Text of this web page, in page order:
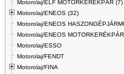
Motorolaj/ELF MOTORKERÉKPÁR (7)
Motorolaj/ENEOS (32)
Motorolaj/ENEOS
Motorolaj/ENEOS MOTORKERÉKPÁR
Motorolaj/ESSO
Motorolaj/FENDT
Motorolaj/FINA